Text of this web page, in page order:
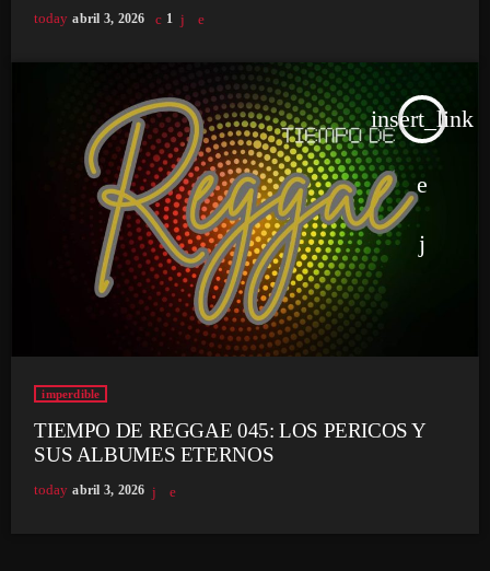
today abril 3, 2026 1
insert_link
imperdible
TIEMPO DE REGGAE 045: LOS PERICOS Y
SUS ALBUMES ETERNOS
today abril 3, 2026